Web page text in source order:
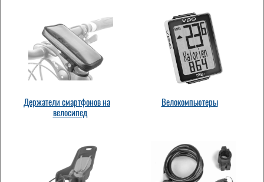
Держатели смартфонов на
велосипед
Велокомпьютеры